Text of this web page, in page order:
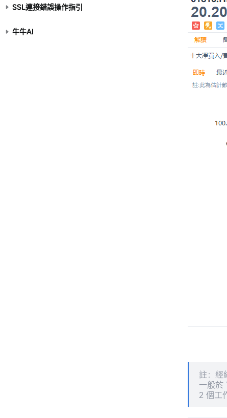
SSL連接錯誤操作指引
牛牛AI
註：經
一般於
2 個工